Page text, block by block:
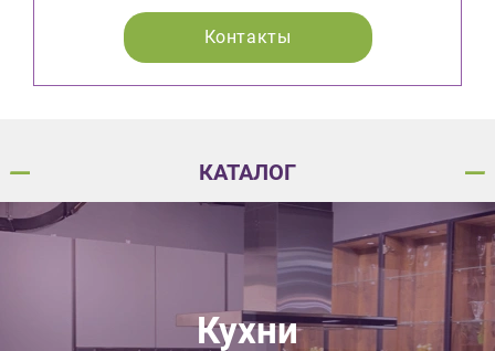
Контакты
КАТАЛОГ
Кухни